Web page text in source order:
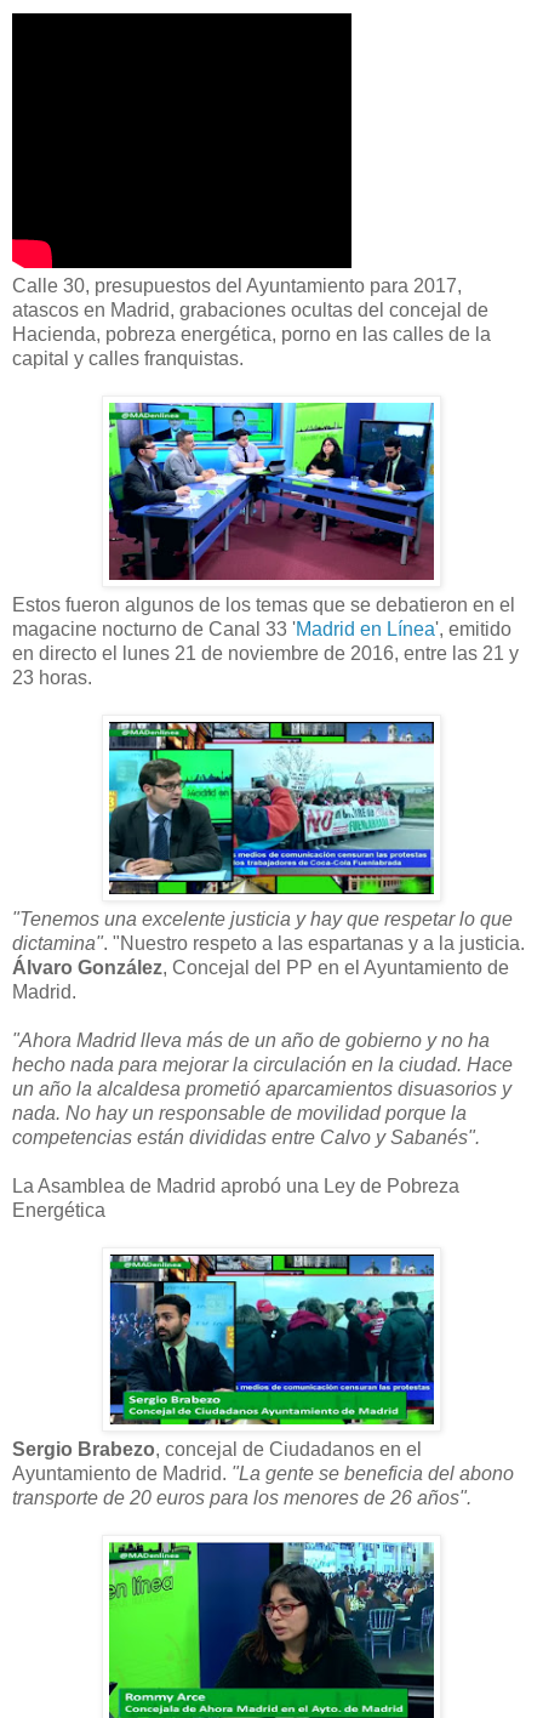
Calle 30, presupuestos del Ayuntamiento para 2017,
atascos en Madrid, grabaciones ocultas del concejal de
Hacienda, pobreza energética, porno en las calles de la
capital y calles franquistas.
Estos fueron algunos de los temas que se debatieron en el
magacine nocturno de Canal 33 'Madrid en Línea', emitido
en directo el lunes 21 de noviembre de 2016, entre las 21 y
23 horas.
"Tenemos una excelente justicia y hay que respetar lo que
dictamina". "Nuestro respeto a las espartanas y a la justicia.
Álvaro González, Concejal del PP en el Ayuntamiento de
Madrid.
"Ahora Madrid lleva más de un año de gobierno y no ha
hecho nada para mejorar la circulación en la ciudad. Hace
un año la alcaldesa prometió aparcamientos disuasorios y
nada. No hay un responsable de movilidad porque la
competencias están divididas entre Calvo y Sabanés".
La Asamblea de Madrid aprobó una Ley de Pobreza
Energética
Sergio Brabezo, concejal de Ciudadanos en el
Ayuntamiento de Madrid. "La gente se beneficia del abono
transporte de 20 euros para los menores de 26 años".